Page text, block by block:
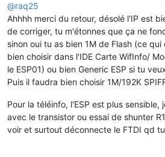
@raq25
Ahhhh merci du retour, désolé l'IP est
de corriger, tu m'étonnes que ça ne
sinon oui tu as bien 1M de Flash (ce
bien choisir dans l'IDE Carte WifInfo/
le ESP01) ou bien Generic ESP si tu
Puis il faudra bien choisir 1M/192K
Pour la téléinfo, l'ESP est plus sensible,
avec le transistor ou essai de shunter
voir et surtout déconnecte le FTDI qd